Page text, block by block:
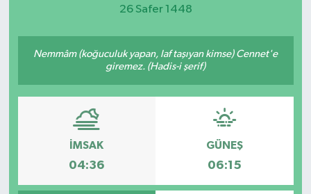
26 Safer 1448
Nemmâm (koğuculuk yapan, laf taşıyan kimse) Cennet'e
giremez. (Hadis-i şerif)
İMSAK
04:36
GÜNEŞ
06:15
Etkinlikler